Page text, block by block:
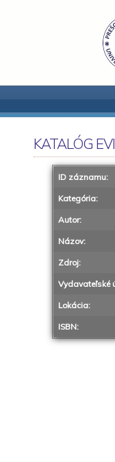
KATALÓG
ID záznamu:
Kategória:
Autor:
Názov:
Zdroj:
Vydavateľské
Lokácia:
ISBN: